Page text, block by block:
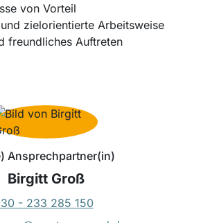
von Vorteil
zielorientierte Arbeitsweise
freundliches Auftreten
Ansprechpartner(in)
Birgitt Groß
- 233 285 150